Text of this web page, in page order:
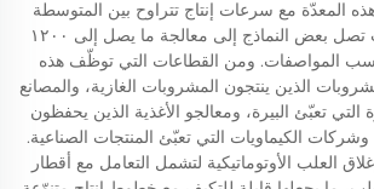
هذه المعدّة مع سرعات إنتاج تتراوح بين المتوسطة
والمرتفعة جدًّا، حيث تصل بعض النماذج إلى معالجة ما يصل إلى ١٢٠٠
المواصفات. ومن القطاعات التي توظّف هذه
الذين ينتجون المشروبات الغازية، والمصانع
التي تعبّئ البيرة، ومعالجو الأغذية الذين يحفظون
الكيماويات التي تعبّئ المنتجات الصناعية.
العلب الأوتوماتيكية لتشمل التعامل مع أقطار